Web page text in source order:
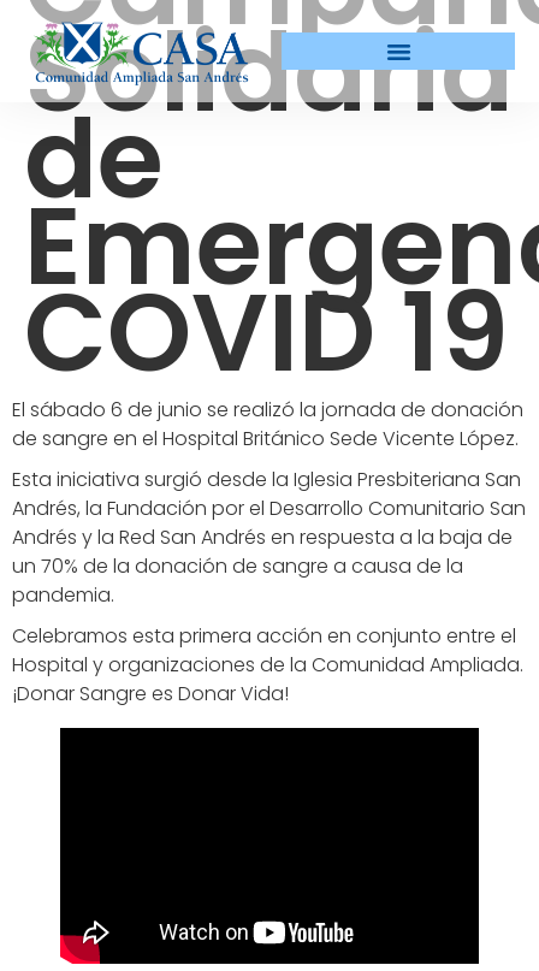
Solidaria
de
COVID 19
El sábado 6 de junio se realizó la jornada de donación
de sangre en el Hospital Británico Sede Vicente López.
Esta iniciativa surgió desde la Iglesia Presbiteriana San
Andrés, la Fundación por el Desarrollo Comunitario San
Andrés y la Red San Andrés en respuesta a la baja de
un 70% de la donación de sangre a causa de la
pandemia.
Celebramos esta primera acción en conjunto entre el
Hospital y organizaciones de la Comunidad Ampliada.
¡Donar Sangre es Donar Vida!